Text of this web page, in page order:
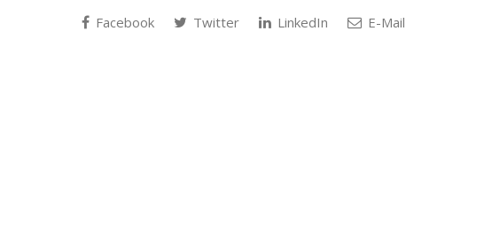
Facebook Twitter LinkedIn E-Mail